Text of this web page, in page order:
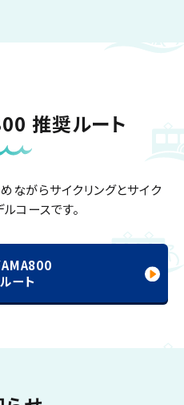
推奨ルート
ながらサイクリングとサイク
コースです。
ート